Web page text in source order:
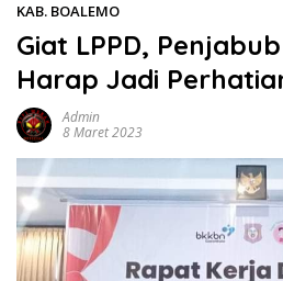
KAB. BOALEMO
Giat LPPD,
Harap Jadi
Admin
8 Maret 2023